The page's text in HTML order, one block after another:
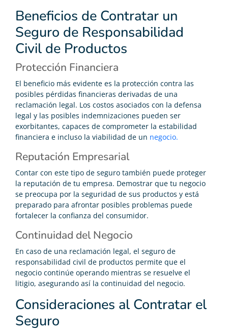
Beneficios de Contratar un
Seguro de Responsabilidad
Civil de Productos
Protección Financiera
El beneficio más evidente es la protección contra las
posibles pérdidas financieras derivadas de una
reclamación legal. Los costos asociados con la defensa
legal y las posibles indemnizaciones pueden ser
exorbitantes, capaces de comprometer la estabilidad
financiera e incluso la viabilidad de un negocio.
Reputación Empresarial
Contar con este tipo de seguro también puede proteger
la reputación de tu empresa. Demostrar que tu negocio
se preocupa por la seguridad de sus productos y está
preparado para afrontar posibles problemas puede
fortalecer la confianza del consumidor.
Continuidad del Negocio
En caso de una reclamación legal, el seguro de
responsabilidad civil de productos permite que el
negocio continúe operando mientras se resuelve el
litigio, asegurando así la continuidad del negocio.
Consideraciones al Contratar el
Seguro